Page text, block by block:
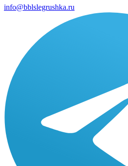
info@bblslegrushka.ru